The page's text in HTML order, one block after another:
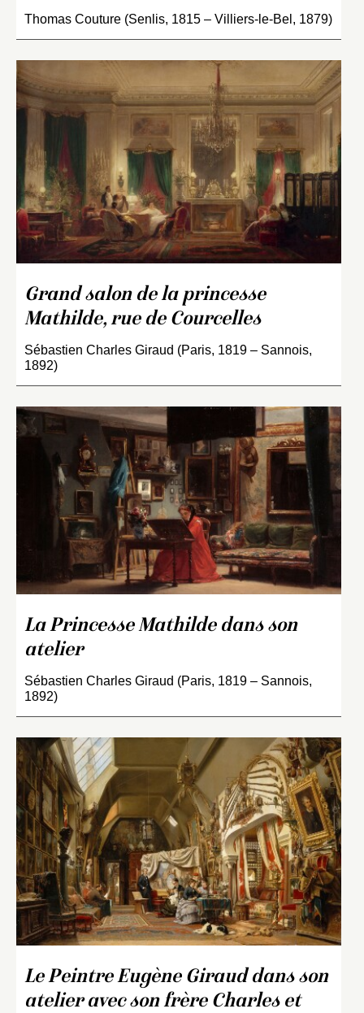
Thomas Couture (Senlis, 1815 – Villiers-le-Bel, 1879)
Grand salon de la princesse
Mathilde, rue de Courcelles
Sébastien Charles Giraud (Paris, 1819 – Sannois,
1892)
La Princesse Mathilde dans son
atelier
Sébastien Charles Giraud (Paris, 1819 – Sannois,
1892)
Le Peintre Eugène Giraud dans son
atelier avec son frère Charles et